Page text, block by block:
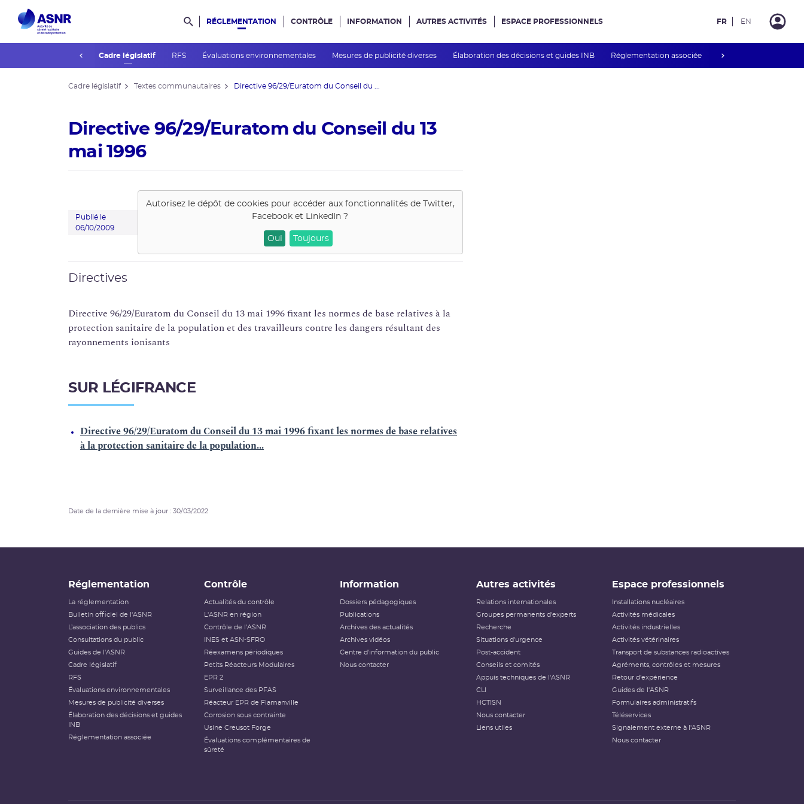
Rechercher dans le site
RÉGLEMENTATION
Guides de l'ASNR Cadre législatif RFS Évaluations environnementales Mesures de publicité diverses Élaboration des décisions et guides INB Réglementation associée
CONTRÔLE INFORMATION AUTRES ACTIVITÉS ESPACE PROFESSIONNELS FR EN
Cadre législatif Textes communautaires Directive 96/29/Euratom du Conseil du ...
Directive 96/29/Euratom du Conseil du 13
mai 1996
Publié le
06/10/2009
Autorisez le dépôt de cookies pour accéder aux fonctionnalités de
Twitter,
Facebook et LinkedIn ?
Oui Toujours
Directives
Directive 96/29/Euratom du Conseil du 13 mai 1996 fixant les normes de base relatives à la
protection sanitaire de la population et des travailleurs contre les dangers résultant des
rayonnements ionisants
SUR LÉGIFRANCE
Directive 96/29/Euratom du Conseil du 13 mai 1996 fixant les normes de base relatives
à la protection sanitaire de la population...
Date de la dernière mise à jour : 30/03/2022
Réglementation
La réglementation
Bulletin officiel de l'ASNR
L’association des publics
Consultations du public
Guides de l'ASNR
Cadre législatif
RFS
Évaluations environnementales
Mesures de publicité diverses
Élaboration des décisions et guides
INB
Réglementation associée
Contrôle
Actualités du contrôle
L'ASNR en région
Contrôle de l'ASNR
INES et ASN-SFRO
Réexamens périodiques
Petits Réacteurs Modulaires
EPR 2
Surveillance des PFAS
Réacteur EPR de Flamanville
Corrosion sous contrainte
Usine Creusot Forge
Évaluations complémentaires de
sûreté
Information
Dossiers pédagogiques
Publications
Archives des actualités
Archives vidéos
Centre d'information du public
Nous contacter
Autres activités
Relations internationales
Groupes permanents d'experts
Recherche
Situations d'urgence
Post-accident
Conseils et comités
Appuis techniques de l'ASNR
CLI
HCTISN
Nous contacter
Liens utiles
Espace professionnels
Installations nucléaires
Activités médicales
Activités industrielles
Activités vétérinaires
Transport de substances radioactives
Agréments, contrôles et mesures
Retour d'expérience
Guides de l'ASNR
Formulaires administratifs
Téléservices
Signalement externe à l'ASNR
Nous contacter